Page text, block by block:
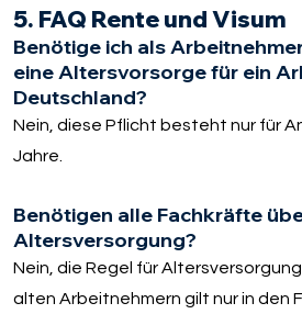
5. FAQ Rente und Visum
Benötige ich als
eine Altersvorsorge für ein
Deutschland?
Nein, diese Pflicht besteht nur für
Jahre.
Benötigen alle Fachkräfte
Altersversorgung?
Nein, die Regel für
alten Arbeitnehmern gilt nur in den